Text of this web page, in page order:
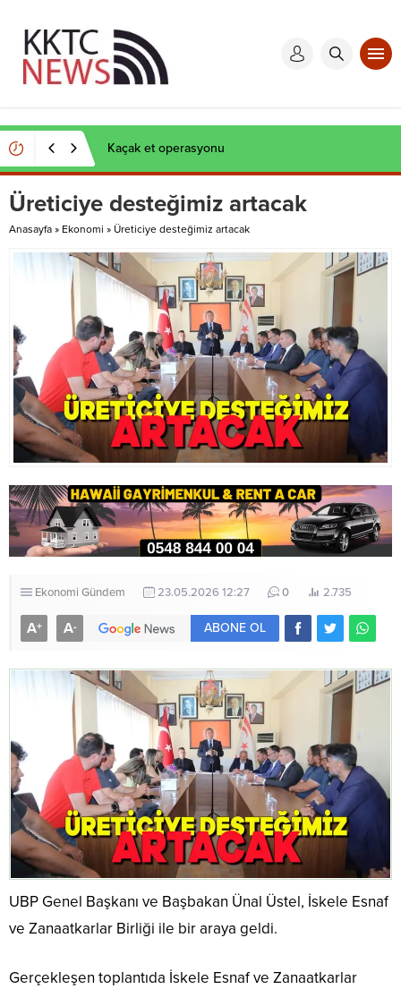
Kaçak et operasyonu
Üreticiye desteğimiz artacak
Anasayfa » Ekonomi » Üreticiye desteğimiz artacak
Ekonomi Gündem 23.05.2026 12:27 0 2.735
A+ A- ABONE OL
UBP Genel Başkanı ve Başbakan Ünal Üstel, İskele Esnaf
ve Zanaatkarlar Birliği ile bir araya geldi.
Gerçekleşen toplantıda İskele Esnaf ve Zanaatkarlar